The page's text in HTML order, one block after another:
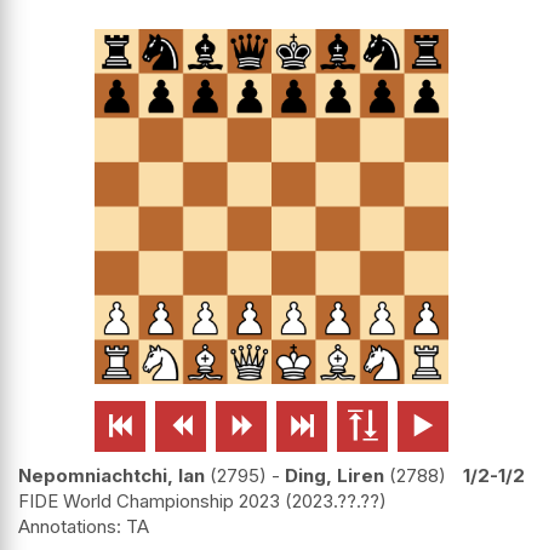
     
Nepomniachtchi, Ian 2795 - Ding, Liren 2788
1/2-1/2
FIDE World Championship 2023 2023.??.??
TA